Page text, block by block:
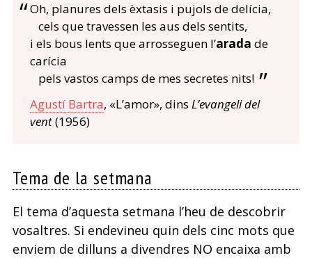
Oh, planures dels èxtasis i pujols de delícia,
cels que travessen les aus dels sentits,
i els bous lents que arrosseguen l’arada de
carícia
pels vastos camps de mes secretes nits!
Agustí Bartra, «L’amor», dins L’evangeli del
vent(1956)
Tema de la setmana
El tema d’aquesta setmana l’heu de descobrir
vosaltres. Si endevineu quin dels cinc mots que
enviem de dilluns a divendres NO encaixa amb